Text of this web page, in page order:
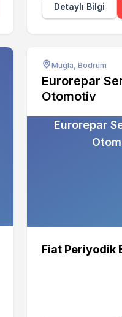
Detaylı Bilgi
Muğla, Bodrum
Eurorepar
Otomotiv
Eurorepar
Fiat Periyodik